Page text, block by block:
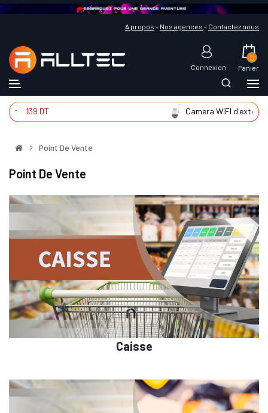
A propos - Nos agences - Contactez nous
Connexion Panier
0
139 DT Camera WIFI d'extér 225
Point De Vente
Point De Vente
Caisse